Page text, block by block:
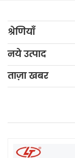
श्रेणियाँ
नये उत्पाद
ताज़ा खबर